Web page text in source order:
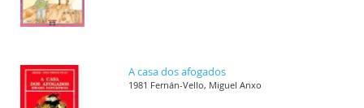
A casa dos afogados
1981 Fernán-Vello, Miguel Anxo